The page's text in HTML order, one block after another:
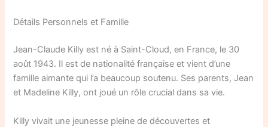
Détails Personnels et Famille
Jean-Claude Killy est né à Saint-Cloud, en France, le 30
août 1943. Il est de nationalité française et vient d’une
famille aimante qui l’a beaucoup soutenu. Ses parents, Jean
et Madeline Killy, ont joué un rôle crucial dans sa vie.
Killy vivait une jeunesse pleine de découvertes et